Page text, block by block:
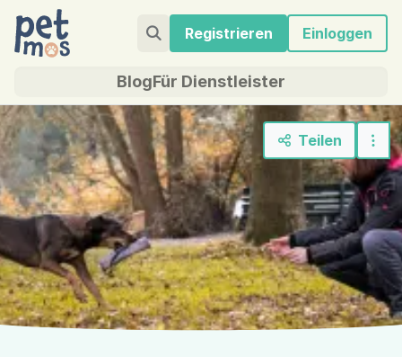
Registrieren Einloggen
BlogFür Dienstleister
Teilen